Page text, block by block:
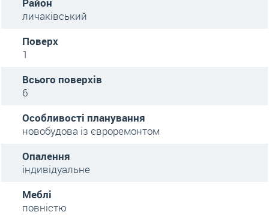
личаківський
Поверх
1
Всього поверхів
6
Особливості планування
новобудова із євроремонтом
Опалення
індивідуальне
Меблі
повністю